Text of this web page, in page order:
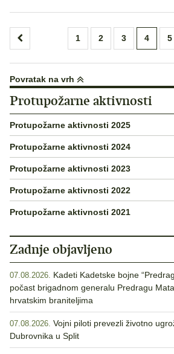
Brojevi
objava
1 2 3 4 5
Povratak na vrh
Protupožarne aktivnosti
Protupožarne aktivnosti 2025
Protupožarne aktivnosti 2024
Protupožarne aktivnosti 2023
Protupožarne aktivnosti 2022
Protupožarne aktivnosti 2021
Zadnje objavljeno
07.08.2026. Kadeti Kadetske bojne
počast brigadnom generalu Predragu
hrvatskim braniteljima
07.08.2026. Vojni piloti prevezli životno
Dubrovnika u Split